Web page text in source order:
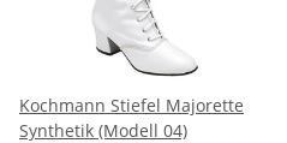
Kochmann Stiefel Majorette
Synthetik (Modell 04)